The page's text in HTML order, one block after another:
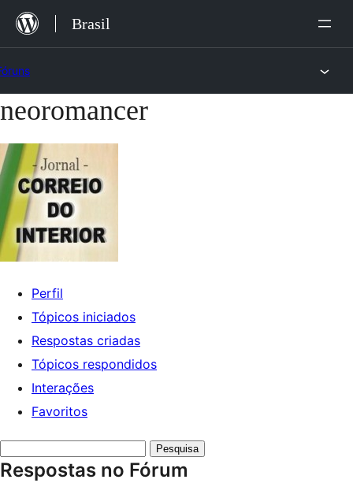
para
Brasil
Pular
o
conteúdo
neoromancer
Perfil
Tópicos iniciados
Respostas criadas
Tópicos respondidos
Interações
Favoritos
respostas:
Respostas no Fórum